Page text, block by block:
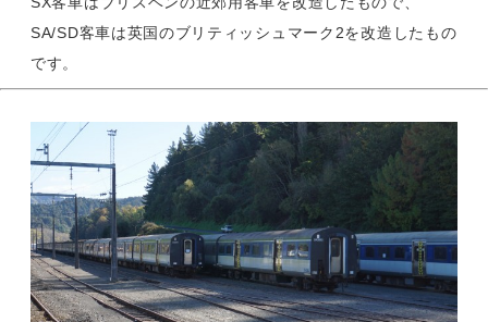
SA/SD客車は英国のブリティッシュマーク2を改造したもの
です。